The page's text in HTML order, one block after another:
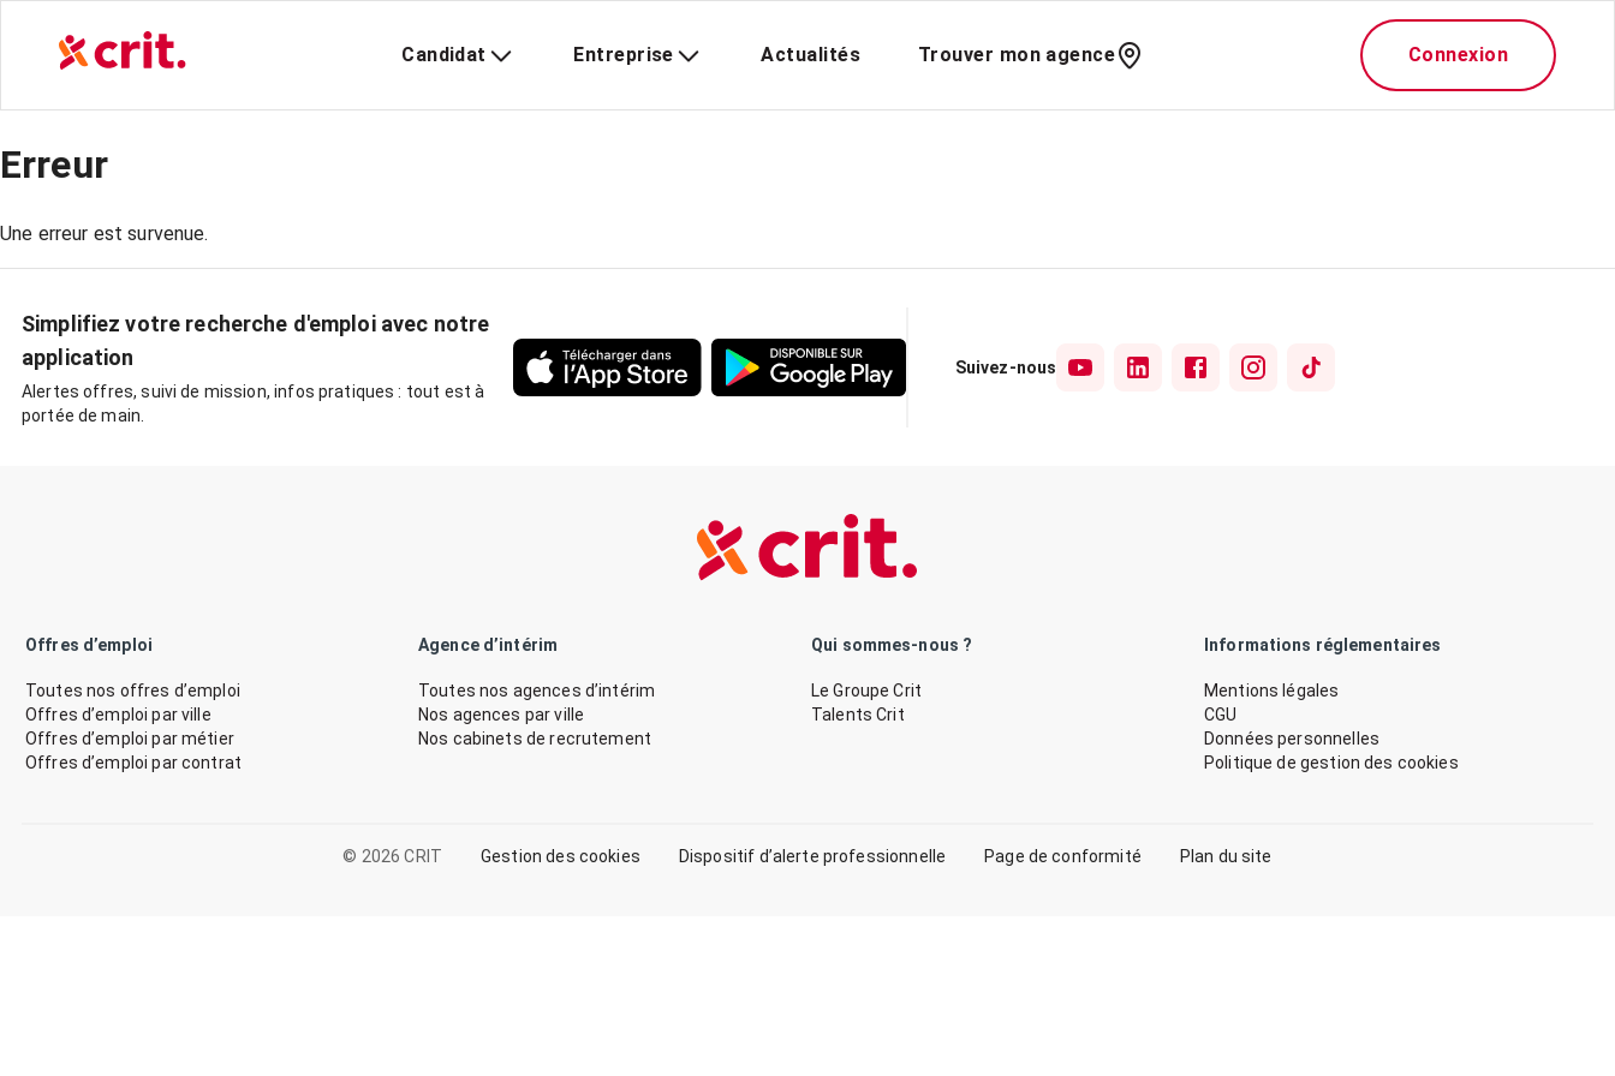
Candidat Entreprise Actualités Trouver mon agence Connexion
Erreur
Une erreur est survenue.
Simplifiez votre recherche d'emploi avec notre
application
Alertes offres, suivi de mission, infos pratiques : tout est à
portée de main.
Suivez-nous
Offres d’emploi
Toutes nos offres d’emploi
Offres d’emploi par ville
Offres d’emploi par métier
Offres d’emploi par contrat
Agence d’intérim
Toutes nos agences d’intérim
Nos agences par ville
Nos cabinets de recrutement
Qui sommes-nous ?
Le Groupe Crit
Talents Crit
Informations réglementaires
Mentions légales
CGU
Données personnelles
Politique de gestion des cookies
© 2026 CRIT Gestion des cookies Dispositif d’alerte professionnelle Page de conformité Plan du site